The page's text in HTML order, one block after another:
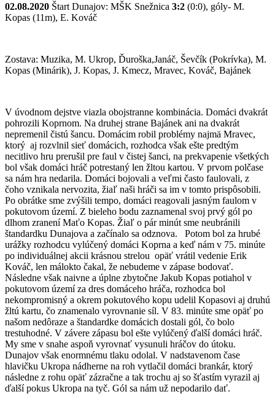
02.08.2020 Štart Dunajov: MŠK Snežnica 3:2 (0:0), góly- M.
Kopas (11m), E. Kováč
Zostava: Muzika, M. Ukrop, Ďuroška,Janáč, Ševčík (Pokrívka), M.
Kopas (Minárik), J. Kopas, J. Kmecz, Mravec, Kováč, Bajánek
V úvodnom dejstve viazla obojstranne kombinácia. Domáci dvakrát
pohrozili Koprnom. Na druhej strane Bajánek ani na dvakrát
nepremenil čistú šancu. Domácim robil problémy najmä Mravec,
ktorý aj rozvlnil sieť domácich, rozhodca však ešte predtým
necitlivo hru prerušil pre faul v čistej šanci, na prekvapenie všetkých
bol však domáci hráč potrestaný len žltou kartou. V prvom polčase
sa nám hra nedarila. Domáci bojovali a veľmi často faulovali, z
čoho vznikala nervozita, žiaľ naši hráči sa im v tomto prispôsobili.
Po obrátke sme zvýšili tempo, domáci reagovali jasným faulom v
pokutovom území. Z bieleho bodu zaznamenal svoj prvý gól po
dlhom zranení Maťo Kopas. Žiaľ o pár minút sme neubránili
štandardku Dunajova a začínalo sa odznova. Potom bol za hrubé
urážky rozhodcu vylúčený domáci Koprna a keď nám v 75. minúte
po individuálnej akcii krásnou strelou opäť vrátil vedenie Erik
Kováč, len málokto čakal, že nebudeme v zápase bodovať.
Následne však naivne a úplne zbytočne Jakub Kopas potiahol v
pokutovom území za dres domáceho hráča, rozhodca bol
nekompromisný a okrem pokutového kopu udelil Kopasovi aj druhú
žltú kartu, čo znamenalo vyrovnanie síl. V 83. minúte sme opäť po
našom nedôraze a štandardke domácich dostali gól, čo bolo
trestuhodné. V závere zápasu bol ešte vylúčený ďalší domáci hráč.
My sme v snahe aspoň vyrovnať vysunuli hráčov do útoku.
Dunajov však enormnému tlaku odolal. V nadstavenom čase
hlavičku Ukropa nádherne na roh vytlačil domáci brankár, ktorý
následne z rohu opäť zázračne a tak trochu aj so šťastím vyrazil aj
ďalší pokus Ukropa na tyč. Gól sa nám už nepodarilo dať.